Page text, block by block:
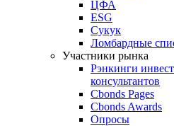
ЦФА
ESG
Сукук
Ломбардные
Участники рынка
Рэнкинги
консультантов
Cbonds Pages
Cbonds Awards
Опросы